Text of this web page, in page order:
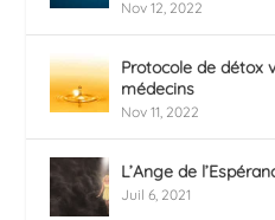
Nov 12, 2022
Protocole de détox
médecins
Nov 11, 2022
L’Ange de
Juil 6, 2021